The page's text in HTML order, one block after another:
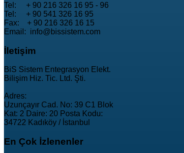
Tel: + 90 216 326 16 95 - 96
Tel: + 90 541 326 16 95
Fax: + 90 216 326 16 15
Email: info@bissistem.com
İletişim
BiS Sistem Entegrasyon Elekt.
Bilişim Hiz. Tic. Ltd. Şti.
Adres:
Uzunçayır Cad. No: 39 C1 Blok
Kat: 2 Daire: 20 Posta Kodu:
34722 Kadıköy / İstanbul
En Çok İzlenenler